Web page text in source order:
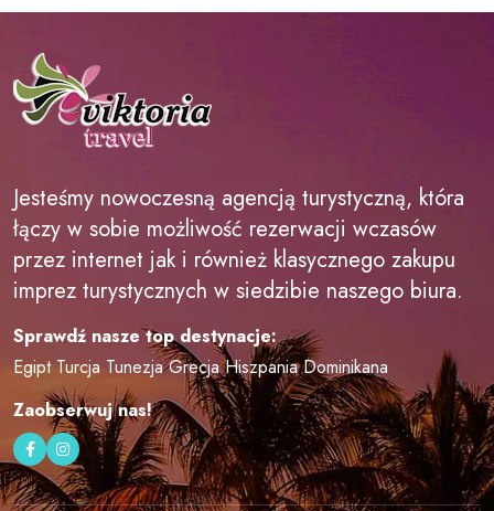
Jesteśmy nowoczesną agencją turystyczną, która
łączy w sobie możliwość rezerwacji wczasów
przez internet jak i również klasycznego zakupu
imprez turystycznych w siedzibie naszego biura.
Sprawdź nasze top destynacje:
Egipt Turcja Tunezja Grecja Hiszpania Dominikana
Zaobserwuj nas!